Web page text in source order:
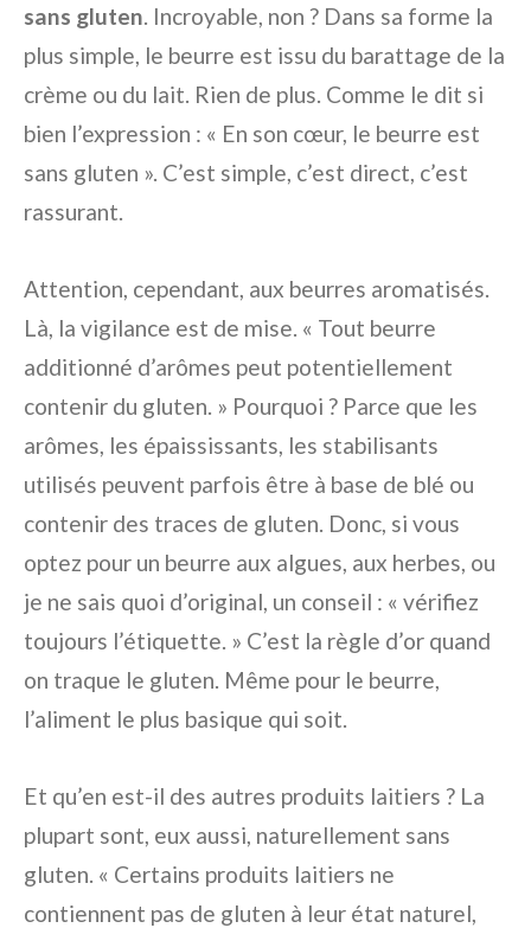
sans gluten . Incroyable, non ? Dans sa forme la
plus simple, le beurre est issu du barattage de la
crème ou du lait. Rien de plus. Comme le dit si
bien l’expression : « En son cœur, le beurre est
sans gluten ». C’est simple, c’est direct, c’est
rassurant.
Attention, cependant, aux beurres aromatisés.
Là, la vigilance est de mise. « Tout beurre
additionné d’arômes peut potentiellement
contenir du gluten. » Pourquoi ? Parce que les
arômes, les épaississants, les stabilisants
utilisés peuvent parfois être à base de blé ou
contenir des traces de gluten. Donc, si vous
optez pour un beurre aux algues, aux herbes, ou
je ne sais quoi d’original, un conseil : « vérifiez
toujours l’étiquette. » C’est la règle d’or quand
on traque le gluten. Même pour le beurre,
l’aliment le plus basique qui soit.
Et qu’en est-il des autres produits laitiers ? La
plupart sont, eux aussi, naturellement sans
gluten. « Certains produits laitiers ne
contiennent pas de gluten à leur état naturel,